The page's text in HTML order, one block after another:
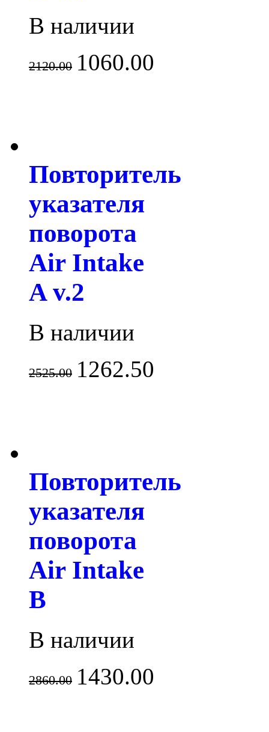
В наличии
2120.00 1060.00
Повторитель
указателя
поворота
Air Intake
A v.2
В наличии
2525.00 1262.50
Повторитель
указателя
поворота
Air Intake
B
В наличии
2860.00 1430.00